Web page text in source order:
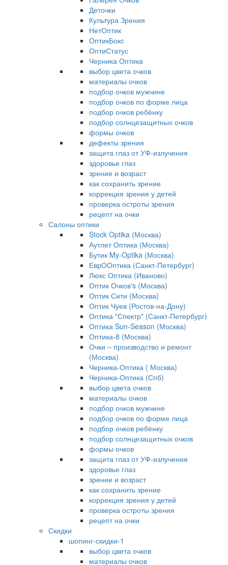
Деточки
Культура Зрения
НетОптик
ОптикБокс
ОптиСтатус
Черника Оптика
выбор цвета очков
материалы очков
подбор очков мужчине
подбор очков по форме лица
подбор очков ребёнку
подбор солнцезащитных очков
формы очков
дефекты зрения
защита глаз от УФ-излучения
здоровье глаз
зрение и возраст
как сохранить зрение
коррекция зрения у детей
проверка остроты зрения
рецепт на очки
Салоны оптики
Stock Optika (Москва)
Аутлет Оптика (Москва)
Бутик My-Optika (Москва)
ЕврООптика (Санкт-Петербург)
Люкс Оптика (Иваново)
Оптик Очков's (Москва)
Оптик Сити (Москва)
Оптик Чуев (Ростов-на-Дону)
Оптика "Спектр" (Санкт-Петербург)
Оптика Sun-Season (Москва)
Оптика-8 (Москва)
Очки – производство и ремонт
(Москва)
Черника-Оптика ( Москва)
Черника-Оптика (Спб)
выбор цвета очков
материалы очков
подбор очков мужчине
подбор очков по форме лица
подбор очков ребёнку
подбор солнцезащитных очков
формы очков
защита глаз от УФ-излучения
здоровье глаз
зрение и возраст
как сохранить зрение
коррекция зрения у детей
проверка остроты зрения
рецепт на очки
Скидки
шопинг-скидки-1
выбор цвета очков
материалы очков